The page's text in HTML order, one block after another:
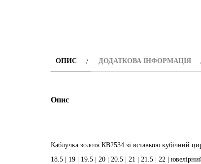
ОПИС ДОДАТКОВА ІНФОРМАЦІЯ
Опис
Каблучка золота КВ2534 зі вставкою кубічний
18.5 | 19 | 19.5 | 20 | 20.5 | 21 | 21.5 | 22 |